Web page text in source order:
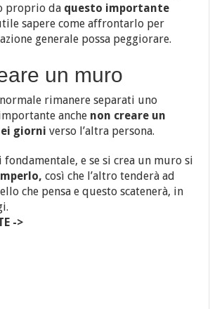
proprio da questo importante
sapere come affrontarlo per
generale possa peggiorare.
un muro
rimanere separati uno
anche non creare un
giorniverso l’altra persona.
e se si crea un muro si
così che l’altro tenderà ad
che pensa e questo scatenerà, in
->